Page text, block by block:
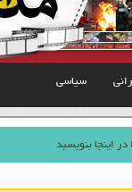
سیاسی